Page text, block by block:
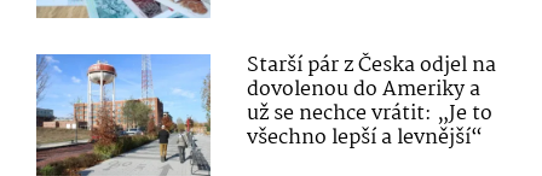
Starší pár z Česka odjel na
dovolenou do Ameriky a
už se nechce vrátit: „Je to
všechno lepší a levnější“